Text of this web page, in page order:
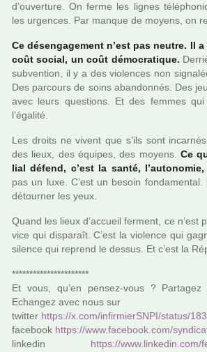
d’ouver­ture. On ferme les lignes
les urgen­ces. Par manque de moyens, on
Ce désen­ga­ge­ment n’est pas neutre. Il
coût social, un coût démo­cra­ti­que.
sub­ven­tion, il y a des vio­len­ces non
Des par­cours de soins aban­don­nés. Des
avec leurs ques­tions. Et des femmes
l’égalité.
Les droits ne vivent que s’ils sont
des lieux, des équipes, des moyens. Ce
lial défend, c’est la santé,
pas un luxe. C’est un besoin fon­da­men­tal.
détour­ner les yeux.
Quand les lieux d’accueil fer­ment, ce n’est
vice qui dis­pa­raît. C’est la vio­lence qui
silence qui reprend le dessus. Et c’est la
**********************
Et vous, qu’en pensez-vous ?
Echangez avec nous sur
twit­ter https://x.com/infir­mierSNPI/status/
face­book https://www.face­book.com/
lin­ke­din https://